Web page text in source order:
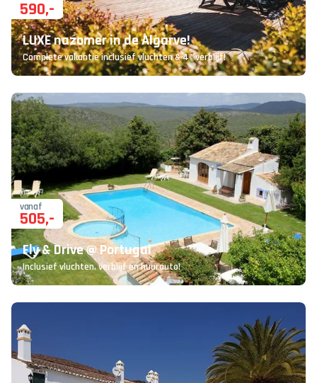
590,-
LUXE nazomer in de Algarve!
Complete vakantie inclusief vluchten & 4* verblijf!
vanaf
505,-
Fly & Drive @ Portugal
Inclusief vluchten, verblijf en huurauto!